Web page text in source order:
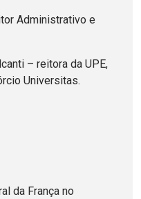
Administrativo e
– reitora da UPE,
Universitas.
da França no